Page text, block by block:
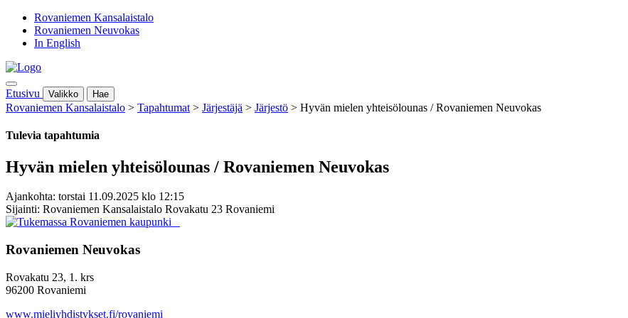
Rovaniemen Kansalaistalo
Rovaniemen Neuvokas
In English
Etusivu Valikko Hae
Rovaniemen Kansalaistalo > Tapahtumat > Järjestäjä > Järjestö > Hyvän mielen yhteisölounas / Rovaniemen Neuvokas
Tulevia tapahtumia
Hyvän mielen yhteisölounas / Rovaniemen Neuvokas
Ajankohta: torstai 11.09.2025 klo 12:15
Sijainti: Rovaniemen Kansalaistalo Rovakatu 23 Rovaniemi
Rovaniemen Neuvokas
Rovakatu 23, 1. krs
96200 Rovaniemi
www.mieliyhdistykset.fi/rovaniemi